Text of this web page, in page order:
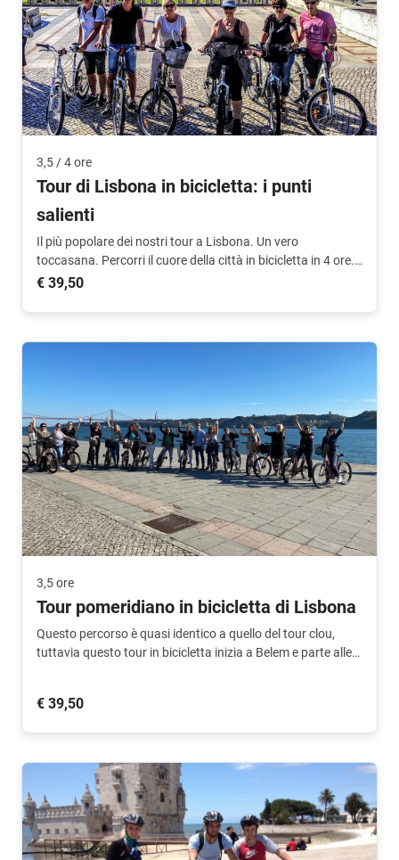
3,5 / 4 ore
Tour di Lisbona in bicicletta: i punti
salienti
Il più popolare dei nostri tour a Lisbona. Un vero
toccasana. Percorri il cuore della città in bicicletta in 4 ore.
Con guida di lingua olandese.
€ 39,50
3,5 ore
Tour pomeridiano in bicicletta di Lisbona
Questo percorso è quasi identico a quello del tour clou,
tuttavia questo tour in bicicletta inizia a Belem e parte alle
€ 39,50